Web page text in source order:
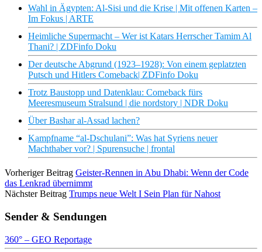
Wahl in Ägypten: Al-Sisi und die Krise | Mit offenen Karten –
Im Fokus | ARTE
Heimliche Supermacht – Wer ist Katars Herrscher Tamim Al
Thani? | ZDFinfo Doku
Der deutsche Abgrund (1923–1928): Von einem geplatzten
Putsch und Hitlers Comeback| ZDFinfo Doku
Trotz Baustopp und Datenklau: Comeback fürs
Meeresmuseum Stralsund | die nordstory | NDR Doku
Über Bashar al-Assad lachen?
Kampfname “al-Dschulani”: Was hat Syriens neuer
Machthaber vor? | Spurensuche | frontal
Vorheriger Beitrag Geister-Rennen in Abu Dhabi: Wenn der Code
das Lenkrad übernimmt
Nächster Beitrag Trumps neue Welt I Sein Plan für Nahost
Sender & Sendungen
360° – GEO Reportage